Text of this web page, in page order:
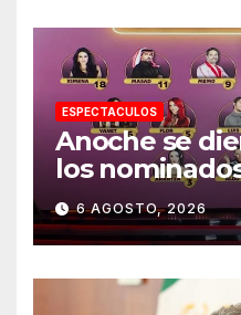
ESPECTACULOS
Anoche se
los
los Famosos
la segunda
6 AGOSTO, 2026